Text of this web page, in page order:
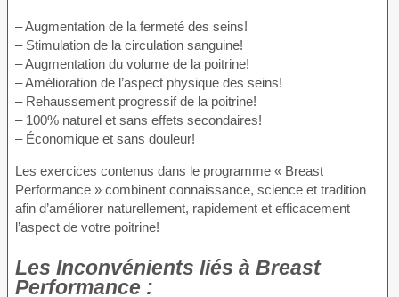
– Augmentation de la fermeté des seins!
– Stimulation de la circulation sanguine!
– Augmentation du volume de la poitrine!
– Amélioration de l’aspect physique des seins!
– Rehaussement progressif de la poitrine!
– 100% naturel et sans effets secondaires!
– Économique et sans douleur!
Les exercices contenus dans le programme « Breast
Performance » combinent connaissance, science et tradition
afin d’améliorer naturellement, rapidement et efficacement
l’aspect de votre poitrine!
Les Inconvénients liés à Breast
Performance :